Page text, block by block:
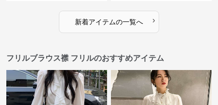
新着アイテムの一覧へ ›
フリルブラウス襟 フリルのおすすめアイテム